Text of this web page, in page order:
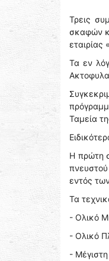
Τρεις
σκαφών
εταιρίας
Τα εν
Ταμεία
Η πρώτη
εντός
Τα
- Ολικό
- Ολικό
-